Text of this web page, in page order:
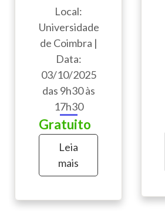
Local:
Universidade
de Coimbra |
Data:
03/10/2025
das 9h30 às
17h30
Gratuito
Leia
mais